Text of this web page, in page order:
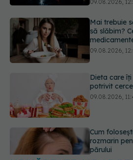
Dieta care
potrivit
09.08.2026,
Cum
rozmarin
părului
Ce este
să-l facă. Ce
pozitiv
URMĂREȘTE-NE ȘI PE: